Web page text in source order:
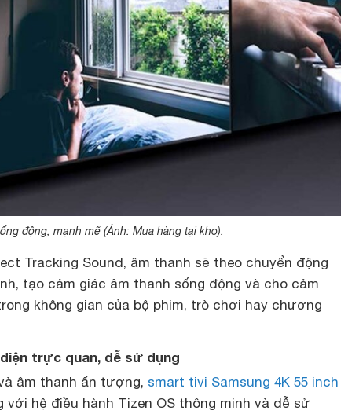
động, mạnh mẽ (Ảnh: Mua hàng tại kho).
Tracking Sound, âm thanh sẽ theo chuyển động
tạo cảm giác âm thanh sống động và cho cảm
không gian của bộ phim, trò chơi hay chương
trực quan, dễ sử dụng
âm thanh ấn tượng, smart tivi Samsung 4K 55 inch
với hệ điều hành Tizen OS thông minh và dễ sử